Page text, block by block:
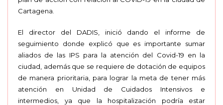
Cartagena.
El director del DADIS, inició dando el informe de
seguimiento donde explicó que es importante sumar
aliados de las IPS para la atención del Covid-19 en la
ciudad, además que se requiere de dotación de equipos
de manera prioritaria, para lograr la meta de tener más
atención en Unidad de Cuidados Intensivos e
intermedios, ya que la hospitalización podría estar